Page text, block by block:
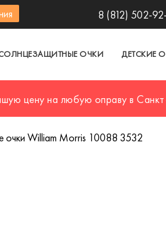
8 (812) 502-
ОЧКИ ДЕТСКИЕ
цену на любую оправу в
очки William Morris 10088 3532